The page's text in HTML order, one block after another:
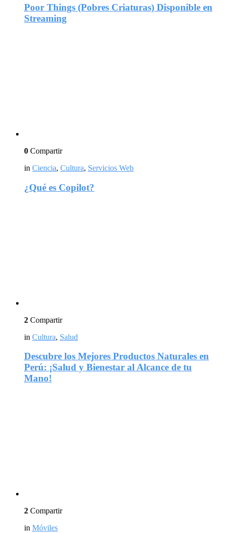
Poor Things (Pobres Criaturas) Disponible en
Streaming
0 Compartir
in Ciencia, Cultura, Servicios Web
¿Qué es Copilot?
2 Compartir
in Cultura, Salud
Descubre los Mejores Productos Naturales en
Perú: ¡Salud y Bienestar al Alcance de tu
Mano!
2 Compartir
in Móviles